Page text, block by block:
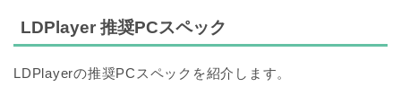
LDPlayer 推奨PCスペック
LDPlayerの推奨PCスペックを紹介します。